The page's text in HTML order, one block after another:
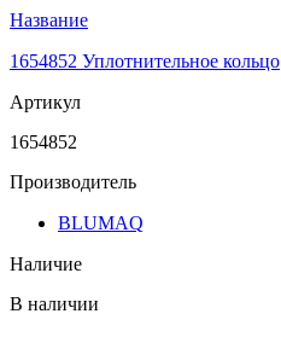
Название
1654852 Уплотнительное кольцо
Артикул
1654852
Производитель
BLUMAQ
Наличие
В наличии